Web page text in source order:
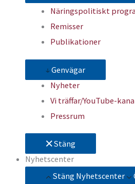
Näringspolitiskt
Remisser
Publikationer
Genvägar
Nyheter
Vi träffar/YouTube-
Pressrum
Stäng
Nyhetscenter
Stäng Nyhetscenter